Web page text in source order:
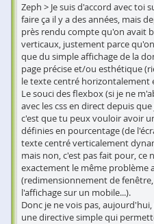
Zeph > Je suis d'accord avec toi
faire ça il y a des années, mais
près rendu compte qu'on avait
verticaux, justement parce
que du simple affichage de la
page précise et/ou esthétique
le texte centré horizontalement
Le souci des flexbox (si je ne
avec les css en direct depuis
c'est que tu peux vouloir avoir
définies en pourcentage (de
texte centré verticalement
mais non, c'est pas fait pour, ce
exactement le même problème
(redimensionnement de
l'affichage sur un mobile...).
Donc je ne vois pas,
une directive simple qui